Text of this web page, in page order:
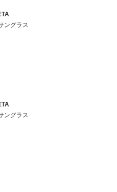
ングラス
001 サングラス